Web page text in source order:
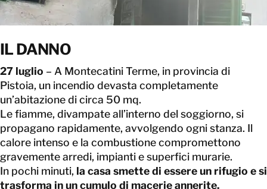
CONTATTACI
CONTATTACI
IL DANNO
27 luglio – A Montecatini Terme, in provincia di
Pistoia, un incendio devasta completamente
un’abitazione di circa 50 mq.
Le fiamme, divampate all’interno del soggiorno, si
propagano rapidamente, avvolgendo ogni stanza. Il
calore intenso e la combustione compromettono
gravemente arredi, impianti e superfici murarie.
In pochi minuti, la casa smette di essere un rifugio e si
trasforma in un cumulo di macerie annerite.